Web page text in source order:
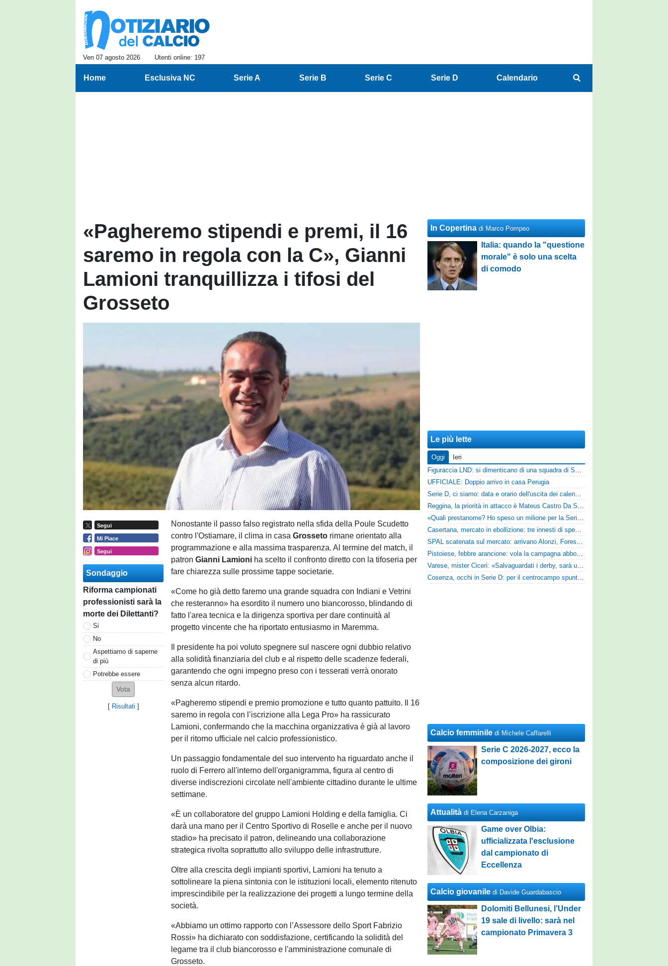
Ven 07 agosto 2026 Utenti online: 197
Home Esclusiva NC Serie A Serie B Serie C Serie D Calendario
«Pagheremo stipendi e premi, il 16
saremo in regola con la C», Gianni
Lamioni tranquillizza i tifosi del
Grosseto
Segui
Mi Piace
Segui
Sondaggio
Riforma campionati
professionisti sarà la
morte dei Dilettanti?
Si
No
Aspettiamo di saperne
di più
Potrebbe essere
[ Risultati ]
Nonostante il passo falso registrato nella sfida della Poule Scudetto
contro l'Ostiamare, il clima in casaGrosseto rimane orientato alla
programmazione e alla massima trasparenza. Al termine del match, il
patron Gianni Lamioni ha scelto il confronto diretto con la tifoseria per
fare chiarezza sulle prossime tappe societarie.
«Come ho già detto faremo una grande squadra con Indiani e Vetrini
che resteranno» ha esordito il numero uno biancorosso, blindando di
fatto l'area tecnica e la dirigenza sportiva per dare continuità al
progetto vincente che ha riportato entusiasmo in Maremma.
Il presidente ha poi voluto spegnere sul nascere ogni dubbio relativo
alla solidità finanziaria del club e al rispetto delle scadenze federali,
garantendo che ogni impegno preso con i tesserati verrà onorato
senza alcun ritardo.
«Pagheremo stipendi e premio promozione e tutto quanto pattuito. Il 16
saremo in regola con l’iscrizione alla Lega Pro» ha rassicurato
Lamioni, confermando che la macchina organizzativa è già al lavoro
per il ritorno ufficiale nel calcio professionistico.
Un passaggio fondamentale del suo intervento ha riguardato anche il
ruolo di Ferrero all'interno dell'organigramma, figura al centro di
diverse indiscrezioni circolate nell'ambiente cittadino durante le ultime
settimane.
«È un collaboratore del gruppo Lamioni Holding e della famiglia. Ci
darà una mano per il Centro Sportivo di Roselle e anche per il nuovo
stadio» ha precisato il patron, delineando una collaborazione
strategica rivolta soprattutto allo sviluppo delle infrastrutture.
Oltre alla crescita degli impianti sportivi, Lamioni ha tenuto a
sottolineare la piena sintonia con le istituzioni locali, elemento ritenuto
imprescindibile per la realizzazione dei progetti a lungo termine della
società.
«Abbiamo un ottimo rapporto con l’Assessore dello Sport Fabrizio
Rossi» ha dichiarato con soddisfazione, certificando la solidità del
legame tra il club biancorosso e l'amministrazione comunale di
Grosseto.
In Copertina di Marco Pompeo
Italia: quando la "questione
morale" è solo una scelta
di comodo
Le più lette
Oggi
Ieri
Figuraccia LND: si dimenticano di una squadra di Serie D, è da rifare il programma Coppa Italia
UFFICIALE: Doppio arrivo in casa Perugia
Serie D, ci siamo: data e orario dell'uscita dei calendari ufficiali
Reggina, la priorità in attacco è Mateus Castro Da Silva: ore decisive per la fumata bianca
«Quali prestanome? Ho speso un milione per la Serie D»: Bandecchi rompe il silenzio sul futuro della Ternana
Casertana, mercato in ebollizione: tre innesti di spessore per lo scacchiere di Vinicio Espinal
SPAL scatenata sul mercato: arrivano Alonzi, Foresta, Munaretto e Tobia
Pistoiese, febbre arancione: vola la campagna abbonamenti, superata quota 750 tessere
Varese, mister Ciceri: «Salvaguardati i derby, sarà un campionato avvincente»
Cosenza, occhi in Serie D: per il centrocampo spunta anche Gerardo Di Gilio
Calcio femminile di Michele Caffarelli
Serie C 2026-2027, ecco la
composizione dei gironi
Attualità di Elena Carzaniga
Game over Olbia:
ufficializzata l'esclusione
dal campionato di
Eccellenza
Calcio giovanile di Davide Guardabascio
Dolomiti Bellunesi, l’Under
19 sale di livello: sarà nel
campionato Primavera 3